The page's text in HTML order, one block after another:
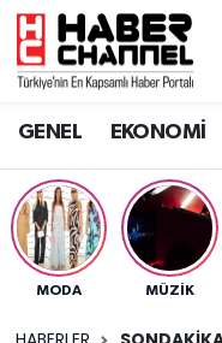
GENEL EKONOMİ
MODA MÜZİK
GENEL
SPOR
SAĞLIK
EĞİTİM
Nöbetçi
Trafik Durumu
Süper Lig
Tüm